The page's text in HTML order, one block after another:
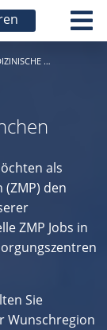
…
als
den
ZMP Jobs in
Sie
Wunschregion